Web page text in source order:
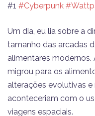
#1 #Cyberpunk
Um dia, eu lia sobre a
tamanho das arcadas
alimentares
migrou para os
alterações evolutivas
aconteceriam com o
viagens espaciais.